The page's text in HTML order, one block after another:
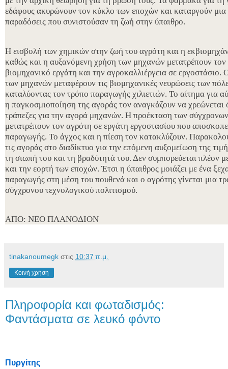
εδάφους ακυρώνουν τον κύκλο των εποχών και καταργούν μια
παραδόσεις που συνιστούσαν τη ζωή στην ύπαιθρο.
Η εισβολή των χημικών στην ζωή του αγρότη και η
καθώς και η αυξανόμενη χρήση των μηχανών μετατρέπουν τον
βιομηχανικό εργάτη και την αγροκαλλιέργεια σε εργοστάσιο.
των μηχανών μεταφέρουν τις βιομηχανικές νευρώσεις των
καταλύοντας τον τρόπο παραγωγής χιλιετιών. Το αίτημα για
η παγκοσμιοποίηση της αγοράς τον αναγκάζουν να χρεώνεται
τράπεζες για την αγορά μηχανών. Η προέκταση των
μετατρέπουν τον αγρότη σε εργάτη εργοστασίου που
παραγωγής. Το άγχος και η πίεση τον κατακλύζουν.
τις αγοράς στο διαδίκτυο για την επόμενη αυξομείωση της
τη σιωπή του και τη βραδύτητά του. Δεν συμπορεύεται πλέον
και την εορτή των εποχών. Έτσι η ύπαιθρος μοιάζει με ένα
παραγωγής στη μέση του πουθενά και ο αγρότης γίνεται μια
σύγχρονου τεχνολογικού πολιτισμού.
ΑΠΟ: ΝΕΟ ΠΛΑΝΟΔΙΟΝ
tinakanoumegk στις 10:37 π.μ.
Κοινή χρήση
Πληροφορία και φωταδισμός:
Φαντάσματα σε λευκό φόντο
Πυργίτης